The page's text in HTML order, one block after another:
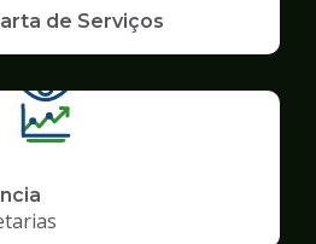
de Serviços